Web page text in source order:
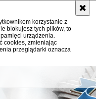
korzystanie z
blokujesz tych plików, to
urządzenia.
cookies, zmieniając
przeglądarki oznacza